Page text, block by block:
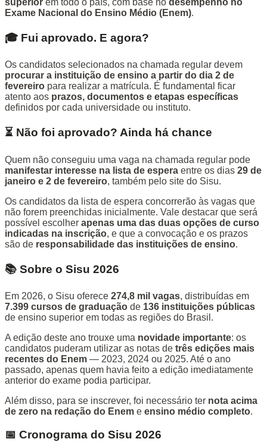
superior em todo o país, com base no desempenho no
Exame Nacional do Ensino Médio (Enem).
🎓 Fui aprovado. E agora?
Os candidatos selecionados na chamada regular devem
procurar a instituição de ensino a partir do dia 2 de
fevereiro para realizar a matrícula. É fundamental ficar
atento aos prazos, documentos e etapas específicas
definidos por cada universidade ou instituto.
⏳ Não foi aprovado? Ainda há chance
Quem não conseguiu uma vaga na chamada regular pode
manifestar interesse na lista de espera entre os dias 29 de
janeiro e 2 de fevereiro, também pelo site do Sisu.
Os candidatos da lista de espera concorrerão às vagas que
não forem preenchidas inicialmente. Vale destacar que será
possível escolher apenas uma das duas opções de curso
indicadas na inscrição, e que a convocação e os prazos
são de responsabilidade das instituições de ensino.
📚 Sobre o Sisu 2026
Em 2026, o Sisu oferece 274,8 mil vagas, distribuídas em
7.399 cursos de graduação de 136 instituições públicas
de ensino superior em todas as regiões do Brasil.
A edição deste ano trouxe uma novidade importante: os
candidatos puderam utilizar as notas de três edições mais
recentes do Enem — 2023, 2024 ou 2025. Até o ano
passado, apenas quem havia feito a edição imediatamente
anterior do exame podia participar.
Além disso, para se inscrever, foi necessário ter nota acima
de zero na redação do Enem e ensino médio completo.
📅 Cronograma do Sisu 2026